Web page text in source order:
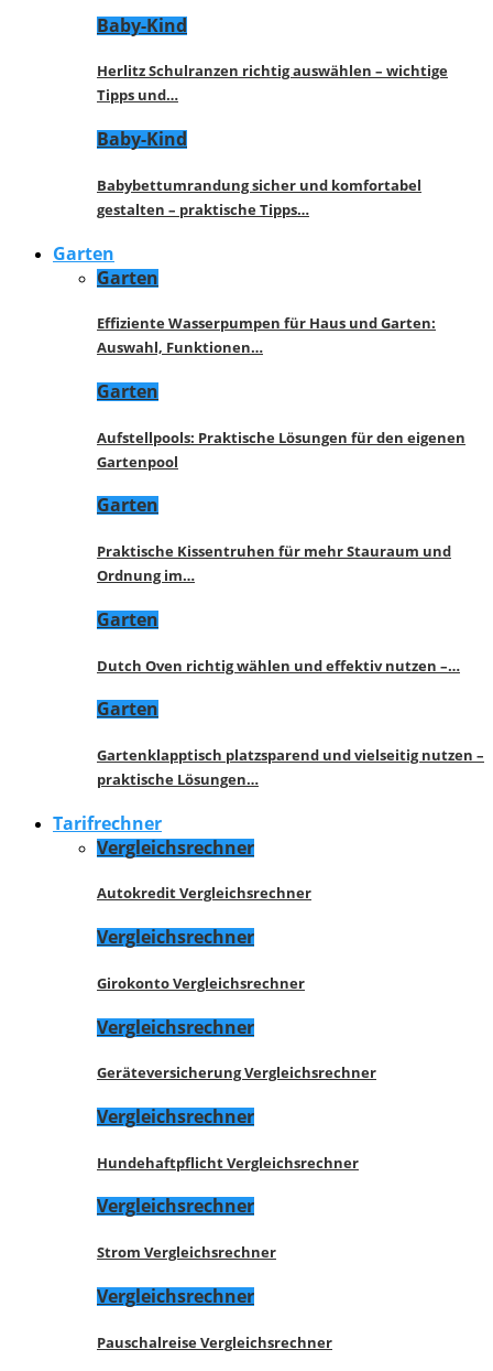
Baby-Kind
Herlitz Schulranzen richtig auswählen – wichtige
Tipps und…
Baby-Kind
Babybettumrandung sicher und komfortabel
gestalten – praktische Tipps…
Garten
Garten
Effiziente Wasserpumpen für Haus und Garten:
Auswahl, Funktionen…
Garten
Aufstellpools: Praktische Lösungen für den eigenen
Gartenpool
Garten
Praktische Kissentruhen für mehr Stauraum und
Ordnung im…
Garten
Dutch Oven richtig wählen und effektiv nutzen –…
Garten
Gartenklapptisch platzsparend und vielseitig nutzen –
praktische Lösungen…
Tarifrechner
Vergleichsrechner
Autokredit Vergleichsrechner
Vergleichsrechner
Girokonto Vergleichsrechner
Vergleichsrechner
Geräteversicherung Vergleichsrechner
Vergleichsrechner
Hundehaftpflicht Vergleichsrechner
Vergleichsrechner
Strom Vergleichsrechner
Vergleichsrechner
Pauschalreise Vergleichsrechner